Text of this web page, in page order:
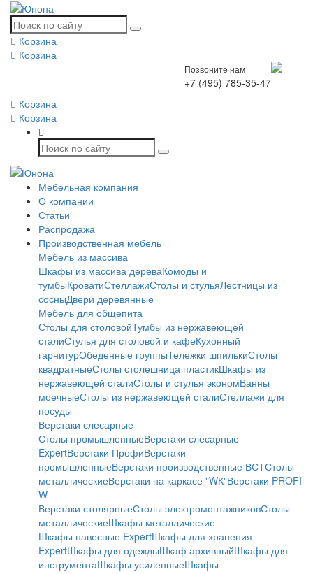
Корзина
Корзина
Позвоните нам
+7 (495) 785-35-47
Корзина
Корзина
Мебельная компания
О компании
Статьи
Распродажа
Производственная мебель
Мебель из массива
Шкафы из массива дереваКомоды и
тумбыКроватиСтеллажиСтолы и стульяЛестницы из
сосныДвери деревянные
Мебель для общепита
Столы для столовойТумбы из нержавеющей
сталиСтулья для столовой и кафеКухонный
гарнитурОбеденные группыТележки шпилькиСтолы
квадратныеСтолы столешница пластикШкафы из
нержавеющей сталиСтолы и стулья экономВанны
моечныеСтолы из нержавеющей сталиСтеллажи для
посуды
Верстаки слесарные
Столы промышленныеВерстаки слесарные
ExpertВерстаки ПрофиВерстаки
промышленныеВерстаки производственные ВСТСтолы
металлическиеВерстаки на каркасе "WК"Верстаки PROFI
W
Верстаки столярныеСтолы электромонтажниковСтолы
металлическиеШкафы металлические
Шкафы навесные ExpertШкафы для хранения
ExpertШкафы для одеждыШкаф архивныйШкафы для
инструментаШкафы усиленныеШкафы